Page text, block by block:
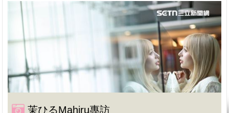
茉ひるMahiru專訪